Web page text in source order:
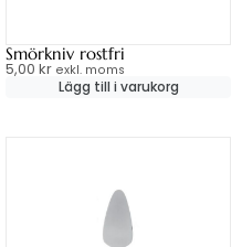
Smörkniv rostfri
5,00 kr exkl. moms
Lägg till i varukorg